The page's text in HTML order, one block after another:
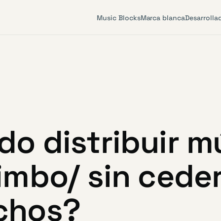
Music BlocksMarca blanca
distribuir
sin